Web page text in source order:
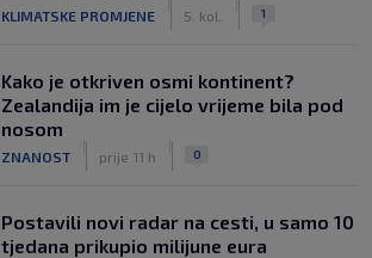
KLIMATSKE PROMJENE 5. kol. 1
Kako je otkriven osmi kontinent?
Zealandija im je cijelo vrijeme bila pod
nosom
ZNANOST prije 11 h 0
Postavili novi radar na cesti, u samo 10
tjedana prikupio milijune eura